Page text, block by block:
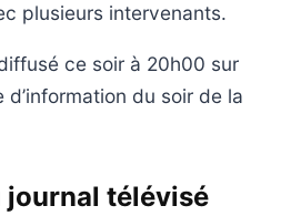
plusieurs intervenants.
ce soir à 20h00 sur
d’information du soir de la
journal télévisé